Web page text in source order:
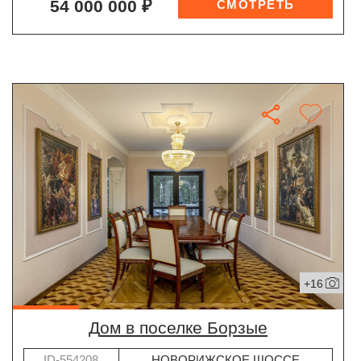
54 000 000 ₽
+16
дом в поселке Борзые